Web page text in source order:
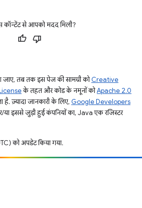
कॉन्टेंट से आपको मदद मिली?
तब तक इस पेज की सामग्री कोCreative
के तहत और कोड के नमूनों कोApache 2.0
ज़्यादा जानकारी के लिए, Google Developers
इससे जुड़ी हुई कंपनियों का, Java एक रजिस्टर
को अपडेट किया गया.